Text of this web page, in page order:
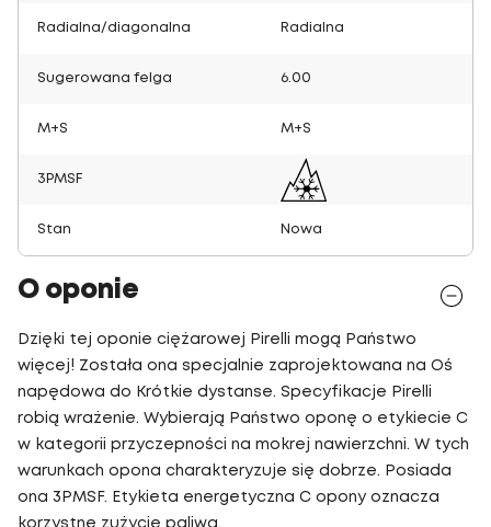
Radialna/diagonalna Radialna
Sugerowana felga 6.00
M+S M+S
3PMSF
Stan Nowa
O oponie
Dzięki tej oponie ciężarowej Pirelli mogą Państwo
więcej! Została ona specjalnie zaprojektowana na Oś
napędowa do Krótkie dystanse. Specyfikacje Pirelli
robią wrażenie. Wybierają Państwo oponę o etykiecie C
w kategorii przyczepności na mokrej nawierzchni. W tych
warunkach opona charakteryzuje się dobrze. Posiada
ona 3PMSF. Etykieta energetyczna C opony oznacza
korzystne zużycie paliwa.